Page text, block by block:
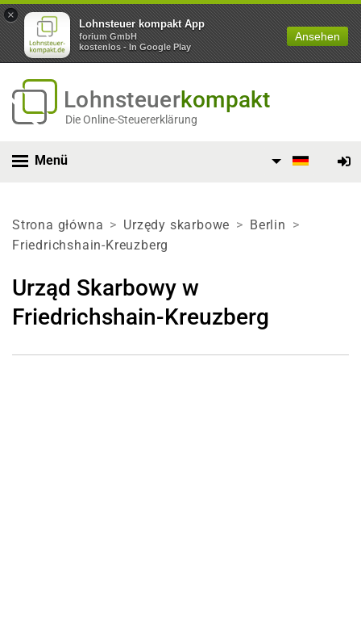
×
Lohnsteuer kompakt App
forium GmbH
kostenlos - In Google Play
Ansehen
Lohnsteuerkompakt
Die Online-Steuererklärung
Menü
Strona główna Urzędy skarbowe
Berlin
Friedrichshain-Kreuzberg
Urząd Skarbowy w
Friedrichshain-Kreuzberg